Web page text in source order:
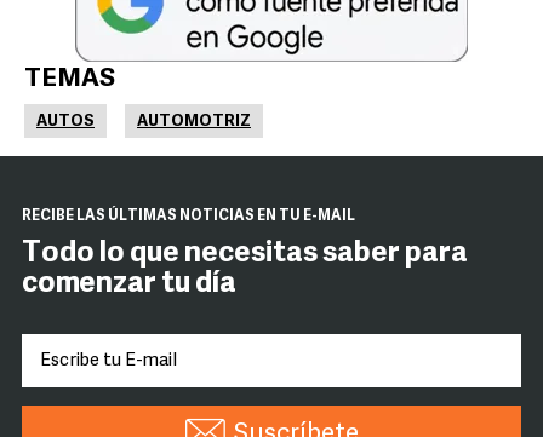
TEMAS
AUTOS AUTOMOTRIZ
RECIBE LAS ÚLTIMAS NOTICIAS EN TU E-MAIL
Todo lo que necesitas saber para
comenzar tu día